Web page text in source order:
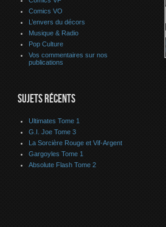
Comics VO
L’envers du décors
Musique & Radio
Pop Culture
Vos commentaires sur nos
publications
SUJETS RÉCENTS
Ultimates Tome 1
G.I. Joe Tome 3
La Sorcière Rouge et Vif-Argent
Gargoyles Tome 1
Absolute Flash Tome 2